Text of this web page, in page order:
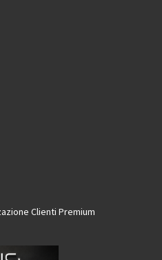
Clienti Premium